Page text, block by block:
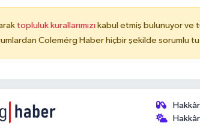
topluluk kurallarımızı kabul etmiş bulunuyor ve
Colemérg Haber hiçbir şekilde sorumlu